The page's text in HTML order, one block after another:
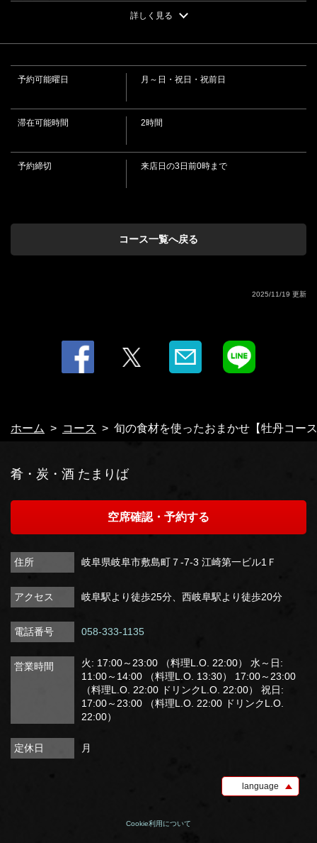
・サワー
・カシスソーダ、カシスソーダウーロン、ジンバック、ピーチフィズ、ピ
・ノンアルコールカクテル
・いちごソーダ、ももジンジャー、ももソーダ、カシスソーダ、ジンジャ
・コカ・コーラ/ジンジャーエール/三ツ矢サイダー/カルピス/烏龍茶/ゆず茶
詳しく見る
予約可能曜日 月～日・祝日・祝前日
滞在可能時間 2時間
予約締切 来店日の3日前0時まで
コース一覧へ戻る
2025/11/19 更新
ホーム コース 旬の食材を使ったおまかせ【牡丹コー
この店舗情報をシェアする
閉じる
肴・炭・酒 たまりば
空席確認・予約する
住所 岐阜県岐阜市敷島町７-7-3 江崎第一ビル1Ｆ
アクセス 岐阜駅より徒歩25分、西岐阜駅より徒歩20分
電話番号 058-333-1135
営業時間
火: 17:00～23:00 （料理L.O. 22:00） 水～日:
11:00～14:00 （料理L.O. 13:30） 17:00～23:00
（料理L.O. 22:00 ドリンクL.O. 22:00） 祝日:
17:00～23:00 （料理L.O. 22:00 ドリンクL.O.
22:00）
定休日 月
language
Cookie利用について